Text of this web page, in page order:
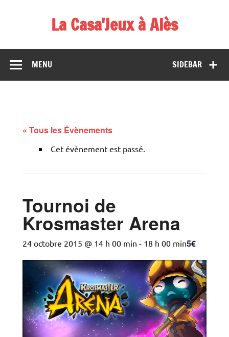
La Casa'Jeux à Alès
démos et de tournois
SIDEBAR
MENU
« Tous les Évènements
Cet évènement est passé.
Tournoi de
Krosmaster Arena
24 octobre 2015 @ 14 h 00 min - 18 h 00 min5€